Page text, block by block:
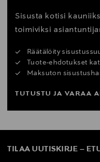
Sisusta kotisi
toimiviksi
Räätälöity
Tuote-ehdotukset
Maksuton
TUTUSTU JA VARAA
TILAA UUTISKIRJE –